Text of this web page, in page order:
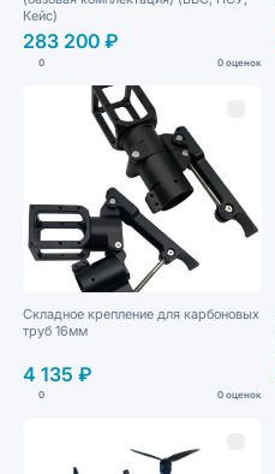
Кейс)
283 200 ₽
0 0 оценок
Складное крепление для карбоновых
труб 16мм
4 135 ₽
0 0 оценок